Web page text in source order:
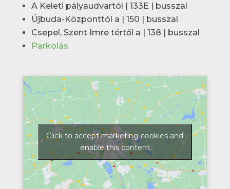
A Keleti pályaudvartól | 133E | busszal
Újbuda-Központtól a | 150 | busszal
Csepel, Szent Imre tértől a | 138 | busszal
Parkolás
Click to accept marketing cookies and
enable this content